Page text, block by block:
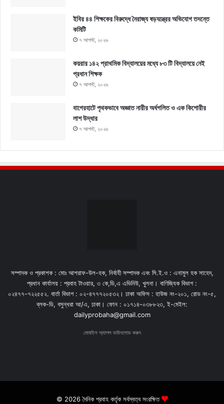
ইবির ৪৪ শিক্ষকের বিরুদ্ধে নৈরাজ্য ষড়যন্ত্রের অভিযোগ তদন্তে
কমিটি
৭ আগস্ট, ২০২৬
কয়রার ১৪২ প্রাথমিক বিদ্যালয়ের মধ্যে ৮৩ টি বিদ্যালয়ে নেই
প্রধান শিক্ষক
৭ আগস্ট, ২০২৬
বাগেরহাটে পৃথকভাবে অজ্ঞাত নারীর অর্ধগলিত ও এক কিশোরীর
লাশ উদ্ধার
৭ আগস্ট, ২০২৬
সম্পাদক ও প্রকাশক : মোঃ আশরাফ-উল-হক, নির্বাহী সম্পাদক এবং সি.ই.ও : এনামুল হক সাহেদ,
প্রধান কার্যালয় : প্রবাহ টাওয়ার, ৩ কে,ডি,এ এভিনিউ, খুলনা। বাণিজ্যিক বিভাগ :
০২৪৭৭-৭২২৫৫২. বার্তা বিভাগ : ০২-৪৭৭৭২০৫৩২। ঢাকা অফিস : হাউজ নং-২০১, রোড নং-৫,
ব্লক-ডি, বসুন্ধরা আ/এ, ঢাকা। ফোন : ০১৭১৪-০৩৮৮২৩, ই-মেইল:
dailyprobaha@gmail.com
মোবাইল অ্যাপস ডাউনলোড করুন
© 2026 দৈনিক প্রবাহ কর্তৃক সর্বস্বত্ব সংরক্ষিত